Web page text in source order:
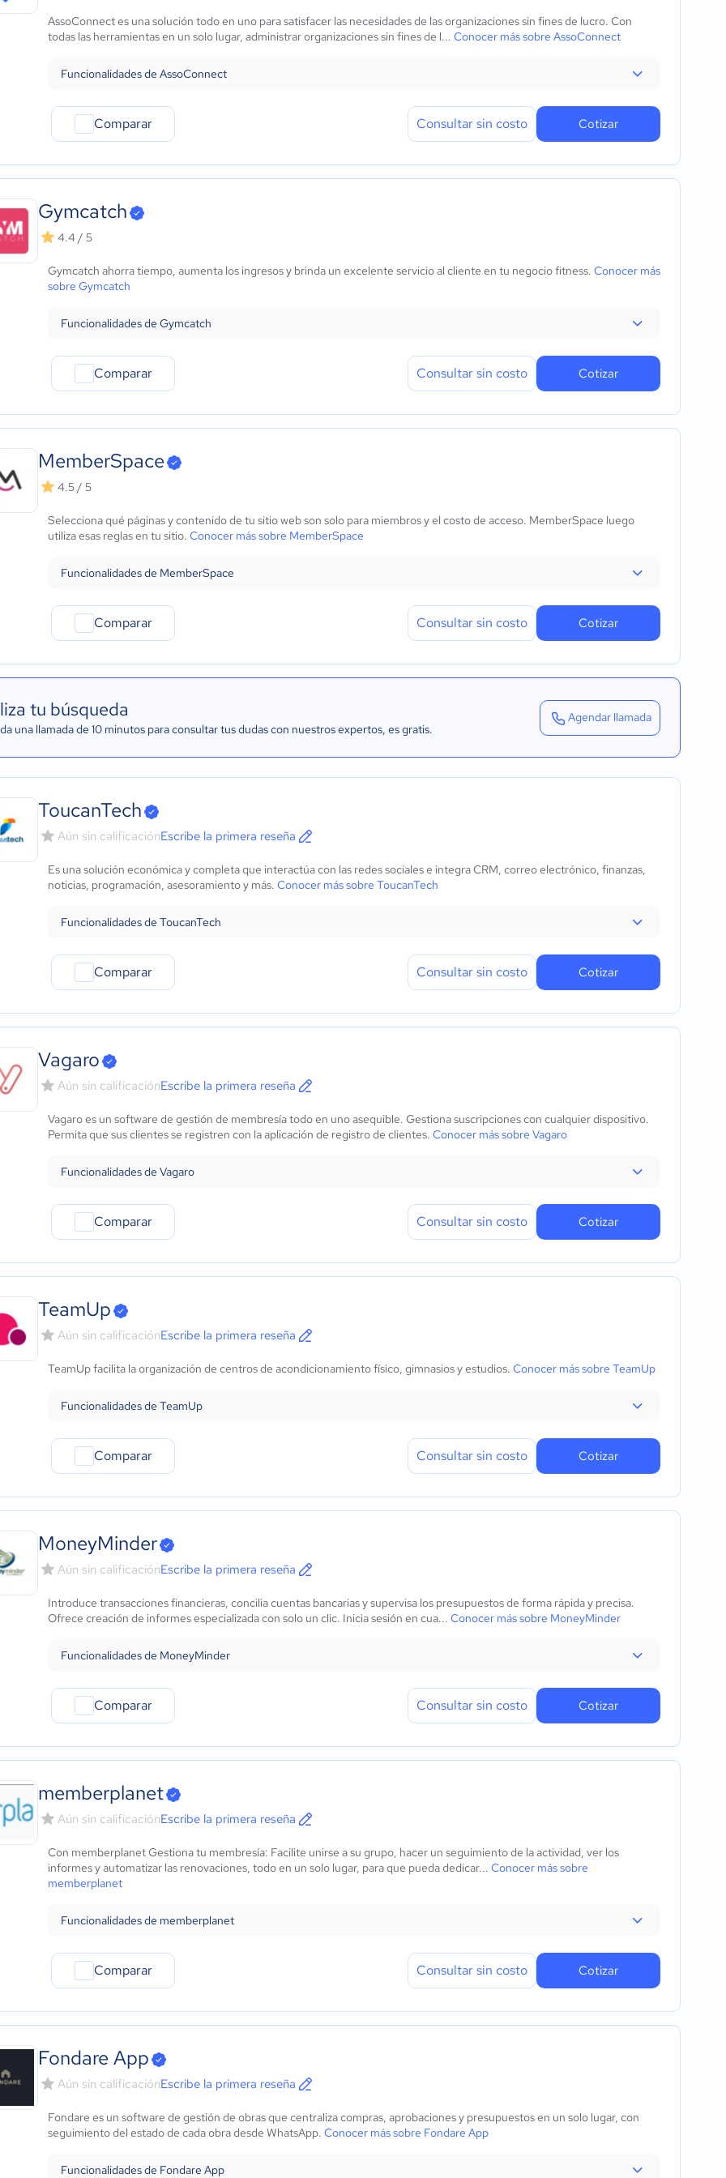
Marketing y Comunicación
Automotriz
Metales y Minería
Recursos Humanos
Gastronomía
Aeroespacial y defensa
Turismo
Contabilidad
Moda y textiles
AssoConnect es una solución todo en uno para satisfacer las necesidades de las organizaciones sin fines de lucro. Con
todas las herramientas en un solo lugar, administrar organizaciones sin fines de l... Conocer más sobre AssoConnect
Funcionalidades de AssoConnect
Comparar Consultar sin costo Cotizar
Gymcatch
4.4 / 5
Gymcatch ahorra tiempo, aumenta los ingresos y brinda un excelente servicio al cliente en tu negocio fitness. Conocer más
sobre Gymcatch
Funcionalidades de Gymcatch
Comparar Consultar sin costo Cotizar
MemberSpace
4.5 / 5
Selecciona qué páginas y contenido de tu sitio web son solo para miembros y el costo de acceso. MemberSpace luego
utiliza esas reglas en tu sitio. Conocer más sobre MemberSpace
Funcionalidades de MemberSpace
Comparar Consultar sin costo Cotizar
tu búsqueda
una llamada de 10 minutos para consultar tus dudas con nuestros expertos, es gratis.
Agendar llamada
ToucanTech
Aún sin calificaciónEscribe la primera reseña
Es una solución económica y completa que interactúa con las redes sociales e integra CRM, correo electrónico, finanzas,
noticias, programación, asesoramiento y más. Conocer más sobre ToucanTech
Funcionalidades de ToucanTech
Comparar Consultar sin costo Cotizar
Vagaro
Aún sin calificaciónEscribe la primera reseña
Vagaro es un software de gestión de membresía todo en uno asequible. Gestiona suscripciones con cualquier dispositivo.
Permita que sus clientes se registren con la aplicación de registro de clientes. Conocer más sobre Vagaro
Funcionalidades de Vagaro
Comparar Consultar sin costo Cotizar
TeamUp
Aún sin calificaciónEscribe la primera reseña
TeamUp facilita la organización de centros de acondicionamiento físico, gimnasios y estudios. Conocer más sobre TeamUp
Funcionalidades de TeamUp
Comparar Consultar sin costo Cotizar
MoneyMinder
Aún sin calificaciónEscribe la primera reseña
Introduce transacciones financieras, concilia cuentas bancarias y supervisa los presupuestos de forma rápida y precisa.
Ofrece creación de informes especializada con solo un clic. Inicia sesión en cua... Conocer más sobre MoneyMinder
Funcionalidades de MoneyMinder
Comparar Consultar sin costo Cotizar
memberplanet
Aún sin calificaciónEscribe la primera reseña
Con memberplanet Gestiona tu membresía: Facilite unirse a su grupo, hacer un seguimiento de la actividad, ver los
informes y automatizar las renovaciones, todo en un solo lugar, para que pueda dedicar... Conocer más sobre
memberplanet
Funcionalidades de memberplanet
Comparar Consultar sin costo Cotizar
Fondare App
Aún sin calificaciónEscribe la primera reseña
Fondare es un software de gestión de obras que centraliza compras, aprobaciones y presupuestos en un solo lugar, con
seguimiento del estado de cada obra desde WhatsApp. Conocer más sobre Fondare App
Funcionalidades de Fondare App